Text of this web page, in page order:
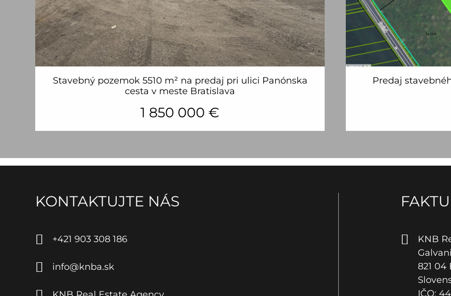
Stavebný pozemok 5510 m² na predaj pri ulici Panónska
cesta v meste Bratislava
1 850 000 €
Predaj
KNB
821 04
IČO:
KONTAKTUJTE NÁS
+421 903 308 186
info@knba.sk